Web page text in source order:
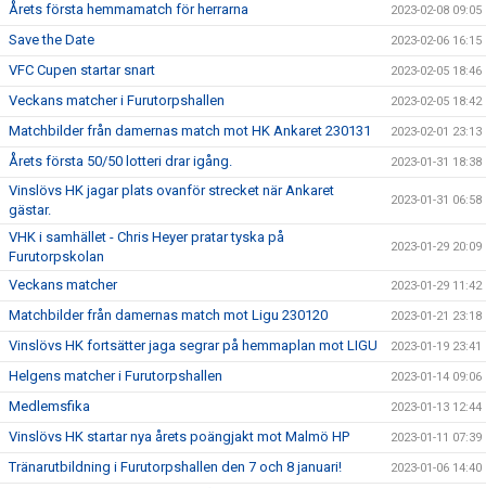
Årets första hemmamatch för herrarna 2023-02-08 09:05
Save the Date 2023-02-06 16:15
VFC Cupen startar snart 2023-02-05 18:46
Veckans matcher i Furutorpshallen 2023-02-05 18:42
Matchbilder från damernas match mot HK Ankaret 230131 2023-02-01 23:13
Årets första 50/50 lotteri drar igång. 2023-01-31 18:38
Vinslövs HK jagar plats ovanför strecket när Ankaret
gästar.
2023-01-31 06:58
VHK i samhället - Chris Heyer pratar tyska på
Furutorpskolan
2023-01-29 20:09
Veckans matcher 2023-01-29 11:42
Matchbilder från damernas match mot Ligu 230120 2023-01-21 23:18
Vinslövs HK fortsätter jaga segrar på hemmaplan mot LIGU 2023-01-19 23:41
Helgens matcher i Furutorpshallen 2023-01-14 09:06
Medlemsfika 2023-01-13 12:44
Vinslövs HK startar nya årets poängjakt mot Malmö HP 2023-01-11 07:39
Tränarutbildning i Furutorpshallen den 7 och 8 januari! 2023-01-06 14:40